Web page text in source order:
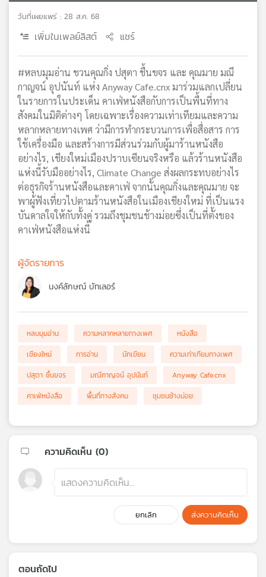
วิทยุ
ข่าย
วันที่เผยแพร่ : 28 ส.ค. 68
เพิ่มในเพลย์ลิสต์ แชร์
#หลบมุมอ่าน ชวนคุณกิ่ง ปสุตา ชื้นขจร และ คุณมาย มณี
กาญจน์ อุปนันท์ แห่ง Anyway Cafe.cnx มาร่วมแลกเปลี่ยน
ในรายการในประเด็น คาเฟ่หนังสือกับการเป็นพื้นที่ทาง
สังคมในมิติต่างๆ โดยเฉพาะเรื่องความเท่าเทียมและความ
หลากหลายทางเพศ ว่ามีการทำกระบวนการเพื่อสื่อสาร การ
ใช้เครื่องมือ และสร้างการมีส่วนร่วมกับผู้มาร้านหนังสือ
อย่างไร, เชียงใหม่เมืองปราบเซียนจริงหรือ แล้วร้านหนังสือ
แห่งนี้รับมืออย่างไร, Climate Change ส่งผลกระทบอย่างไร
ต่อธุรกิจร้านหนังสือและคาเฟ่ จากนั้นคุณกิ่งและคุณมาย จะ
พาผู้ฟังเที่ยวไปตามร้านหนังสือในเมืองเชียงใหม่ ที่เป็นแรง
บันดาลใจให้กับทั้งคู่ รวมถึงชุมชนช้างม่อยซึ่งเป็นที่ตั้งของ
คาเฟ่หนังสือแห่งนี้
ผู้จัดรายการ
นงค์ลักษณ์ บัทเลอร์
หลบมุมอ่าน ความหลากหลายทางเพศ
หนังสือ
เชียงใหม่
การอ่าน นักเขียน
ความเท่าเทียมทางเพศ
ปสุตา ชื้นขจร
มณีกาญจน์ อุปนันท์
Anyway Cafe.cnx
คาเฟ่หนังสือ
พื้นที่ทางสังคม ชุมชนช้างม่อย
ความคิดเห็น (0)
ยกเลิก ส่งความคิดเห็น
ตอนถัดไป